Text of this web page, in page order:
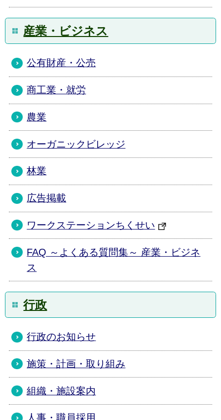
産業・ビジネス
公有財産・公売
商工業・就労
農業
オーガニックビレッジ
林業
広告掲載
ワークステーションちくせい
FAQ ～よくある質問集～ 産業・ビジネ
ス
行政
行政のお知らせ
施策・計画・取り組み
組織・施設案内
人事・職員採用